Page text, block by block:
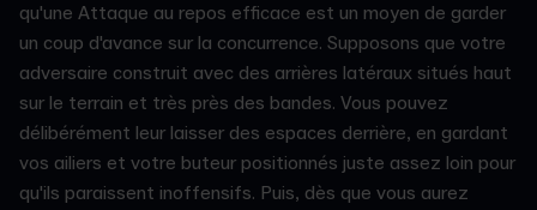
qu'une Attaque au repos efficace est un moyen de garder
un coup d'avance sur la concurrence. Supposons que votre
adversaire construit avec des arrières latéraux situés haut
sur le terrain et très près des bandes. Vous pouvez
délibérément leur laisser des espaces derrière, en gardant
vos ailiers et votre buteur positionnés juste assez loin pour
qu'ils paraissent inoffensifs. Puis, dès que vous aurez